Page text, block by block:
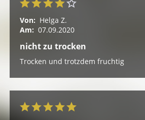
Von: Helga Z.
Am: 07.09.2020
nicht zu trocken
Trocken und trotzdem fruchtig